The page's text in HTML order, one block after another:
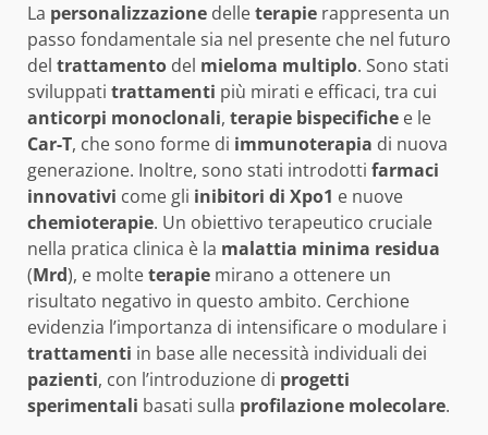
La personalizzazione delleterapie rappresenta un
passo fondamentale sia nel presente che nel futuro
del trattamento del mieloma multiplo. Sono stati
sviluppati trattamenti più mirati e efficaci, tra cui
anticorpi monoclonali, terapie bispecifiche e le
Car-T, che sono forme di immunoterapia di nuova
generazione. Inoltre, sono stati introdotti farmaci
innovativi come gli inibitori di Xpo1 e nuove
chemioterapie. Un obiettivo terapeutico cruciale
nella pratica clinica è la malattia minima residua
(Mrd), e molteterapie mirano a ottenere un
risultato negativo in questo ambito. Cerchione
evidenzia l’importanza di intensificare o modulare i
trattamenti in base alle necessità individuali dei
pazienti, con l’introduzione di progetti
sperimentali basati sulla profilazione molecolare.